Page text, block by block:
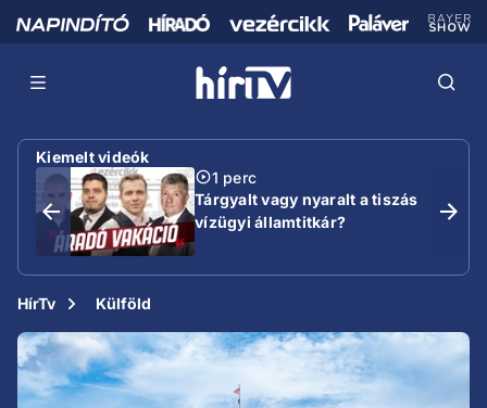
Kiemelt videók
1 perc
Tárgyalt vagy nyaralt a tiszás
vízügyi államtitkár?
HírTv Külföld